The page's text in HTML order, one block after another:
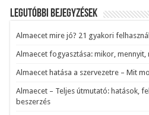
Legutóbbi bejegyzések
Almaecet mire jó? 21 gyakori
Almaecet fogyasztása: mikor, mennyit,
Almaecet hatása a szervezetre – Mit
Almaecet – Teljes útmutató: hatások,
beszerzés